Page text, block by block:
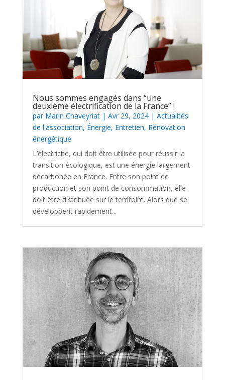
Nous sommes engagés dans “une
deuxième électrification de la France” !
par Marin Chaveyriat| Avr 29, 2024| Actualités
de l'association, Énergie, Entretien, Rénovation
énergétique
L’électricité, qui doit être utilisée pour réussir la
transition écologique, est une énergie largement
décarbonée en France. Entre son point de
production et son point de consommation, elle
doit être distribuée sur le territoire. Alors que se
développent rapidement...